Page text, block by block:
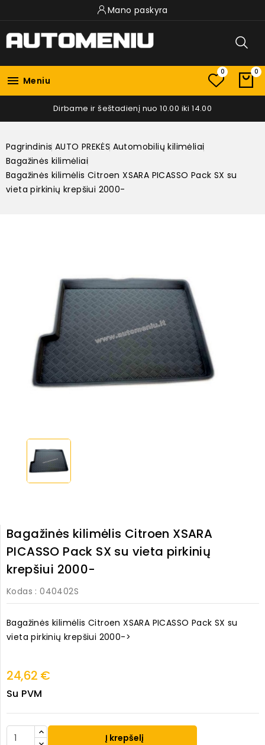
Mano paskyra
 Meniu
0 0
Dirbame ir šeštadienį nuo 10.00 iki 14.00
Pagrindinis AUTO PREKĖS Automobilių kilimėliai
Bagažinės kilimėliai
Bagažinės kilimėlis Citroen XSARA PICASSO Pack SX su
vieta pirkinių krepšiui 2000-
Bagažinės kilimėlis Citroen XSARA
PICASSO Pack SX su vieta pirkinių
krepšiui 2000-
Kodas : 040402S
Bagažinės kilimėlis Citroen XSARA PICASSO Pack SX su
vieta pirkinių krepšiui 2000->
24,62 €
Su PVM
Į krepšelį